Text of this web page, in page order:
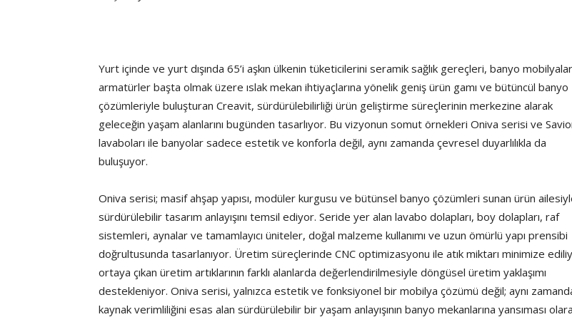
Yurt içinde ve yurt dışında 65’i aşkın ülkenin tüketicilerini seramik sağlık gereçleri, banyo
armatürler başta olmak üzere ıslak mekan ihtiyaçlarına yönelik geniş ürün gamı ve bütüncül banyo
çözümleriyle buluşturan Creavit, sürdürülebilirliği ürün geliştirme süreçlerinin merkezine alarak
geleceğin yaşam alanlarını bugünden tasarlıyor. Bu vizyonun somut örnekleri Oniva serisi ve
lavaboları ile banyolar sadece estetik ve konforla değil, aynı zamanda çevresel duyarlılıkla da
buluşuyor.
Oniva serisi; masif ahşap yapısı, modüler kurgusu ve bütünsel banyo çözümleri sunan ürün
sürdürülebilir tasarım anlayışını temsil ediyor. Seride yer alan lavabo dolapları, boy dolapları, raf
sistemleri, aynalar ve tamamlayıcı üniteler, doğal malzeme kullanımı ve uzun ömürlü yapı prensibi
doğrultusunda tasarlanıyor. Üretim süreçlerinde CNC optimizasyonu ile atık miktarı minimize
ortaya çıkan üretim artıklarının farklı alanlarda değerlendirilmesiyle döngüsel üretim yaklaşımı
destekleniyor. Oniva serisi, yalnızca estetik ve fonksiyonel bir mobilya çözümü değil; aynı
kaynak verimliliğini esas alan sürdürülebilir bir yaşam anlayışının banyo mekanlarına yansıması